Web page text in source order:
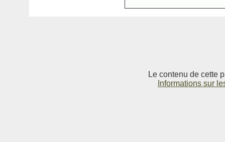
Le contenu de cette
Informations sur